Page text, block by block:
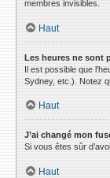
membres invisibles.
Haut
Les heures ne sont
Il est possible que
Sydney, etc.). Notez
Haut
J’ai changé mon
Si vous êtes sûr
Haut